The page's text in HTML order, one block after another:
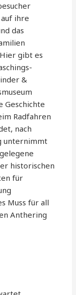
ihre
das
gibt es
&
Geschichte
Radfahren
nach
unternimmt
historischen
für
Muss für all
Anthering